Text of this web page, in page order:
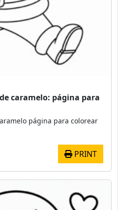
caramelo: página para
página para colorear
PRINT